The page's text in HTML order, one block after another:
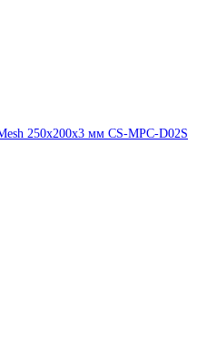
250x200x3 мм CS-MPС-D02S